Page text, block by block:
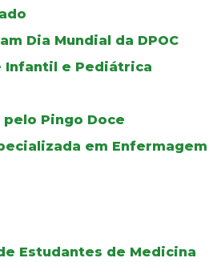
Dia Mundial da DPOC
Infantil e Pediátrica
Pingo Doce
em
Estudantes de Medicina